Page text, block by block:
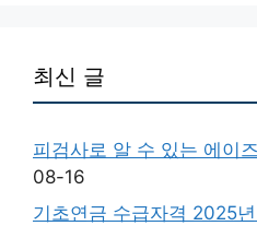
최신 글
피검사로 알 수 있는 에이
08-16
기초연금 수급자격 2025